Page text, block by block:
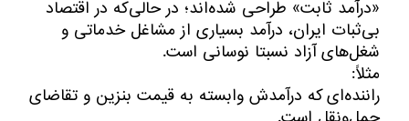
«درآمد ثابت» طراحی شده‌اند؛ در حالی‌که در اقتصاد
بی‌ثبات ایران، درآمد بسیاری از مشاغل خدماتی و
شغل‌های آزاد نسبتا نوسانی است.
مثلاً:
راننده‌ای که درآمدش وابسته به قیمت بنزین و تقاضای